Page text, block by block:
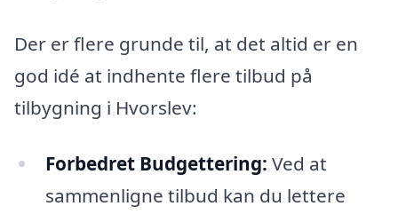
Der er flere grunde til, at det altid er en
god idé at indhente flere tilbud på
tilbygning i Hvorslev:
Forbedret Budgettering: Ved at
sammenligne tilbud kan du lettere